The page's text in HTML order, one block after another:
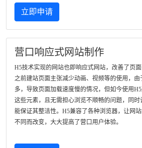
立即申请
营口响应式网站制作
H5技术实现的网站也即响应式网站，改善了页面
之前建站页面主张减少动画、视频等的使用，由
多，导致页面加载速度慢的情况，但如今使用
这些元素，且无需担心浏览不顺畅的问题，同
能保证其整洁性。H5兼容了各种浏览器，让网
不同而改变，大大提高了营口用户体验。